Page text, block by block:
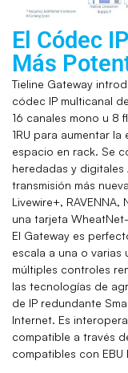
El Códec
Más
Tieline Gateway
códec IP multicanal
16 canales mono u 8
1RU para aumentar
espacio en rack. Se
heredadas y digitales
transmisión más
Livewire+, RAVENNA,
una tarjeta
El Gateway es
escala a una o
múltiples controles
las tecnologías de
de IP redundante
Internet. Es
compatible a través
compatibles con